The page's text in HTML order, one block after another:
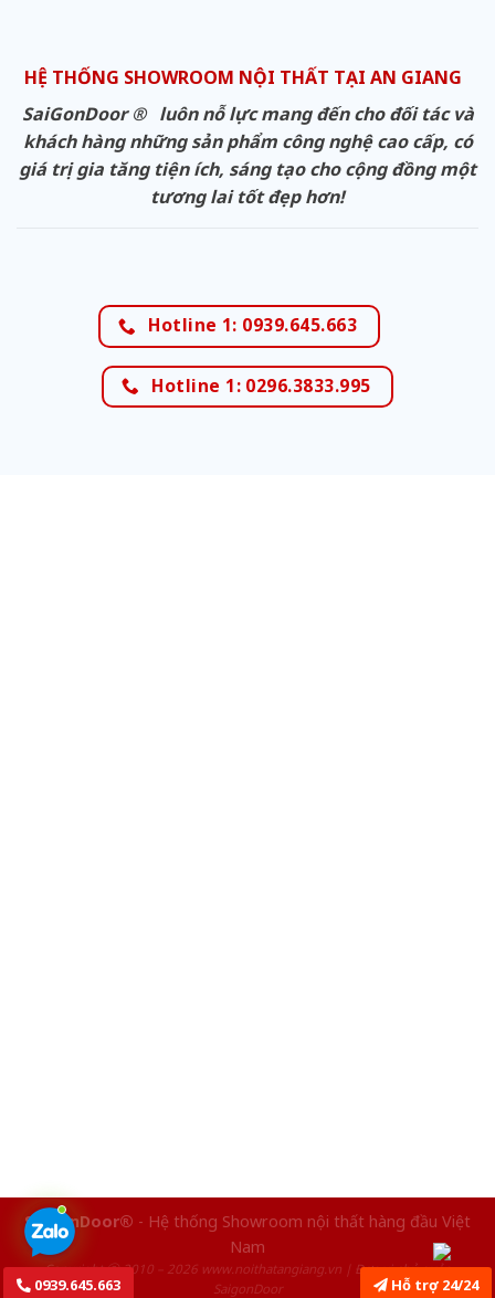
HỆ THỐNG SHOWROOM NỘI THẤT TẠI AN GIANG
SaiGonDoor ® luôn nỗ lực mang đến cho đối tác và
khách hàng những sản phẩm công nghệ cao cấp, có
giá trị gia tăng tiện ích, sáng tạo cho cộng đồng một
tương lai tốt đẹp hơn!
Hotline 1: 0939.645.663
Hotline 1: 0296.3833.995
SaigonDoor® - Hệ thống Showroom nội thất hàng đầu Việt
Nam
Copyright ⓒ 2010 – 2026 www.noithatangiang.vn | Đơn vị chủ quản
SaigonDoor
0939.645.663 Hỗ trợ 24/24